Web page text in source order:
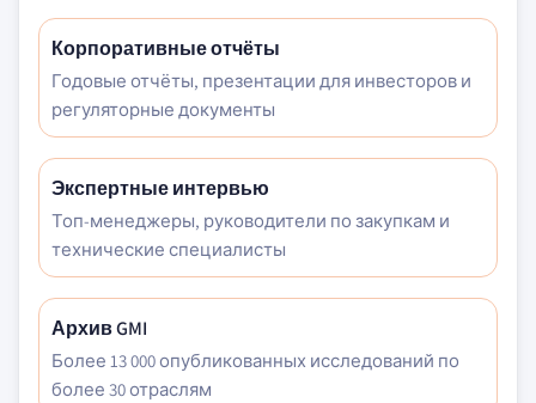
Корпоративные отчёты
Годовые отчёты, презентации для инвесторов и
регуляторные документы
Экспертные интервью
Топ-менеджеры, руководители по закупкам и
технические специалисты
Архив GMI
Более 13 000 опубликованных исследований по
более 30 отраслям